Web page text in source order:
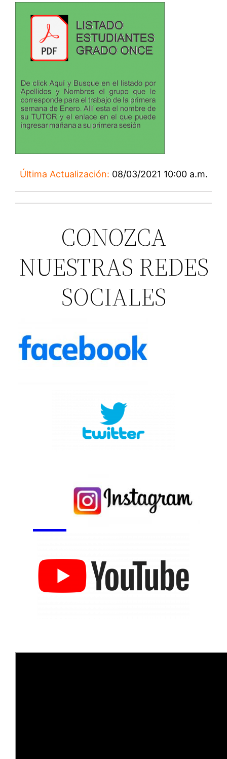
Última Actualización: 08/03/2021 10:00 a.m.
CONOZCA
NUESTRAS REDES
SOCIALES